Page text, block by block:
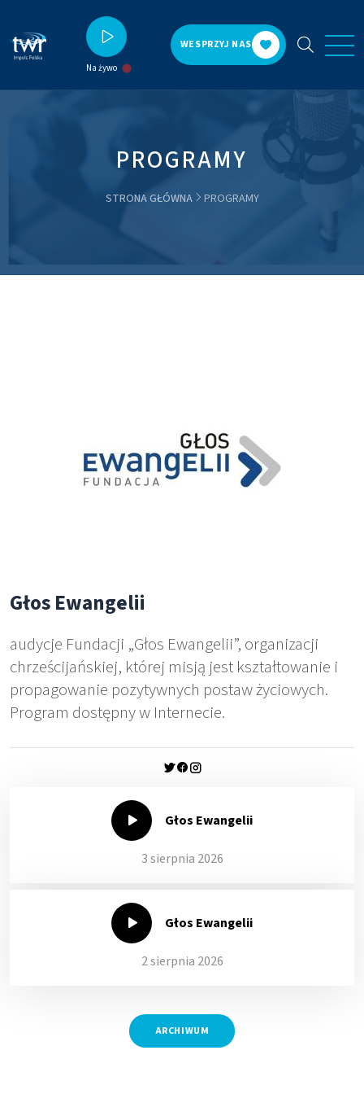
Na żywo
WESPRZYJ NAS
PROGRAMY
STRONA GŁÓWNA PROGRAMY
Głos Ewangelii
audycje Fundacji „Głos Ewangelii”, organizacji
chrześcijańskiej, której misją jest kształtowanie i
propagowanie pozytywnych postaw życiowych.
Program dostępny w Internecie.
Głos Ewangelii
3 sierpnia 2026
Głos Ewangelii
2 sierpnia 2026
ARCHIWUM